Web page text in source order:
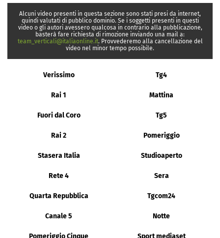
Alcuni video presenti in questa sezione sono stati presi da internet,
quindi valutati di pubblico dominio. Se i soggetti presenti in questi
video o gli autori avessero qualcosa in contrario alla pubblicazione,
basterà fare richiesta di rimozione inviando una mail a:
team_verticali@italiaonline.it. Provvederemo alla cancellazione del
video nel minor tempo possibile.
Verissimo Tg4
Rai 1 Mattina
Fuori dal Coro Tg5
Rai 2 Pomeriggio
Stasera Italia Studioaperto
Rete 4 Sera
Quarta Repubblica Tgcom24
Canale 5 Notte
Pomeriggio Cinque Sport mediaset